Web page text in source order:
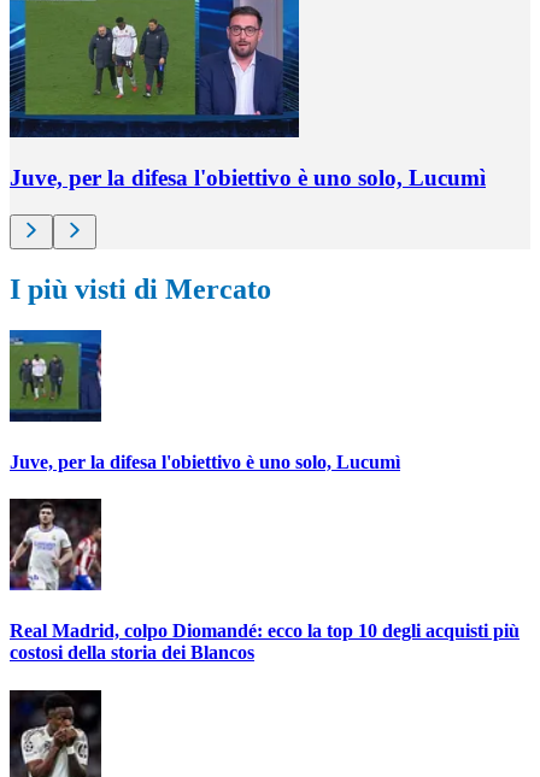
Juve, per la difesa l'obiettivo è uno solo, Lucumì
I più visti di Mercato
Juve, per la difesa l'obiettivo è uno solo, Lucumì
Real Madrid, colpo Diomandé: ecco la top 10 degli acquisti più
costosi della storia dei Blancos